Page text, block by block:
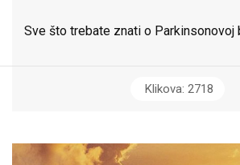
Sve što trebate znati o Parkinsonovoj
Klikova: 2718